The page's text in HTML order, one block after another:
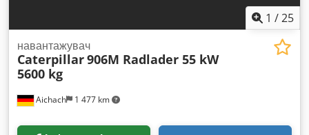
1 /25
Aichach 1 477 km
навантажувач
Caterpillar906M Radlader 55 kW
5600 kg